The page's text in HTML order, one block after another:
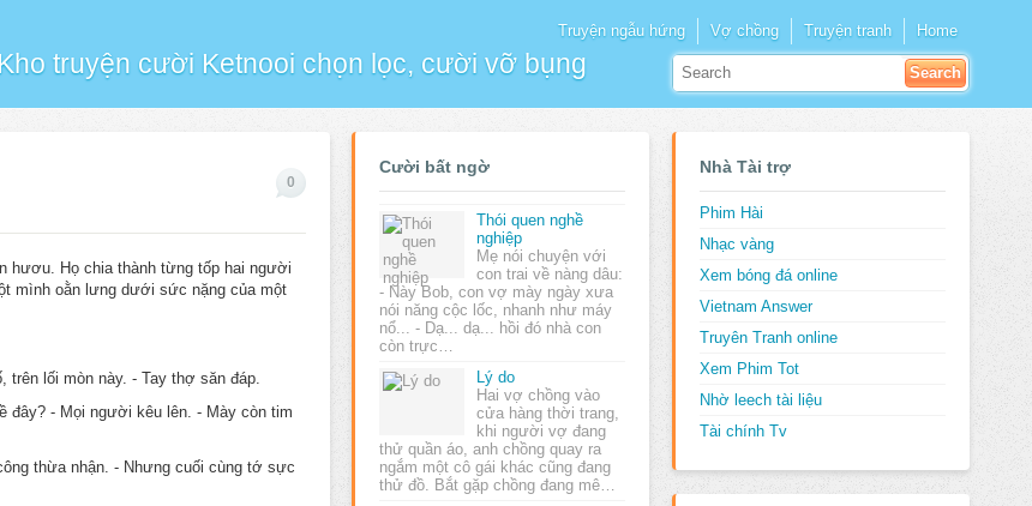
truyện cười Ketnooi chọn lọc, cười vỡ bụng
Truyện ngẫu hứng Vợ chồng Truyện tranh Home
0
hươu. Họ chia thành từng tốp hai người
mình oằn lưng dưới sức nặng của một
trên lối mòn này. - Tay thợ săn đáp.
đây? - Mọi người kêu lên. - Mày còn tim
thừa nhận. - Nhưng cuối cùng tớ sực
Cười bất ngờ
Thói quen nghề
nghiệp
Mẹ nói chuyện với
con trai về nàng dâu:
- Này Bob, con vợ mày ngày xưa
nói năng cộc lốc, nhanh như máy
nổ... - Dạ... dạ... hồi đó nhà con
còn trực…
Lý do
Hai vợ chồng vào
cửa hàng thời trang,
khi người vợ đang
thử quần áo, anh chồng quay ra
ngắm một cô gái khác cũng đang
thử đồ. Bắt gặp chồng đang mê…
Nhà Tài trợ
Phim Hài
Nhạc vàng
Xem bóng đá online
Vietnam Answer
Truyên Tranh online
Xem Phim Tot
Nhờ leech tài liệu
Tài chính Tv